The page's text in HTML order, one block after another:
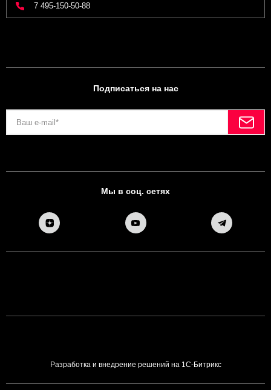
7 495-150-50-88
Подписаться на нас
Мы в соц. сетях
Разработка и внедрение решений на 1С-Битрикс